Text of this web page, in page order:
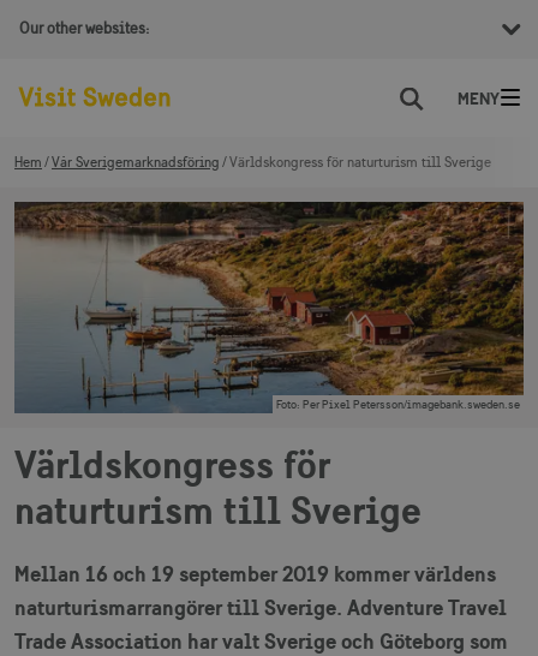
Our other websites:
Sök
Hem Vår Sverigemarknadsföring Världskongress för naturturism till Sverige
Foto: Per Pixel Petersson/imagebank.sweden.se
Världskongress för
naturturism till Sverige
Mellan 16 och 19 september 2019 kommer världens
naturturismarrangörer till Sverige. Adventure Travel
Trade Association har valt Sverige och Göteborg som